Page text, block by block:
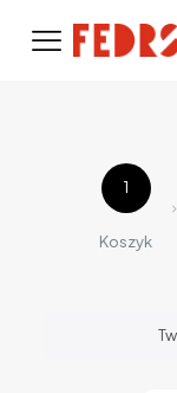
1
Koszyk